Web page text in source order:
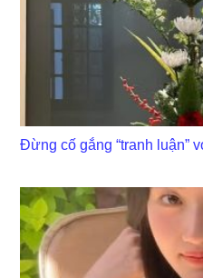
Đừng cố gắng “tranh luận”